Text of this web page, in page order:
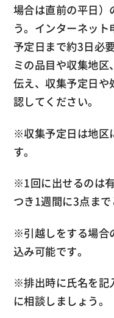
場合は直前の平日）
う。インターネッ
予定日まで約3日必
ミの品目や収集地
伝え、収集予定日
認してください。
※収集予定日は地区
す。
※1回に出せるのは
つき1週間に3点まで
※引越しをする場合
込み可能です。
※排出時に氏名を記
に相談しましょう。